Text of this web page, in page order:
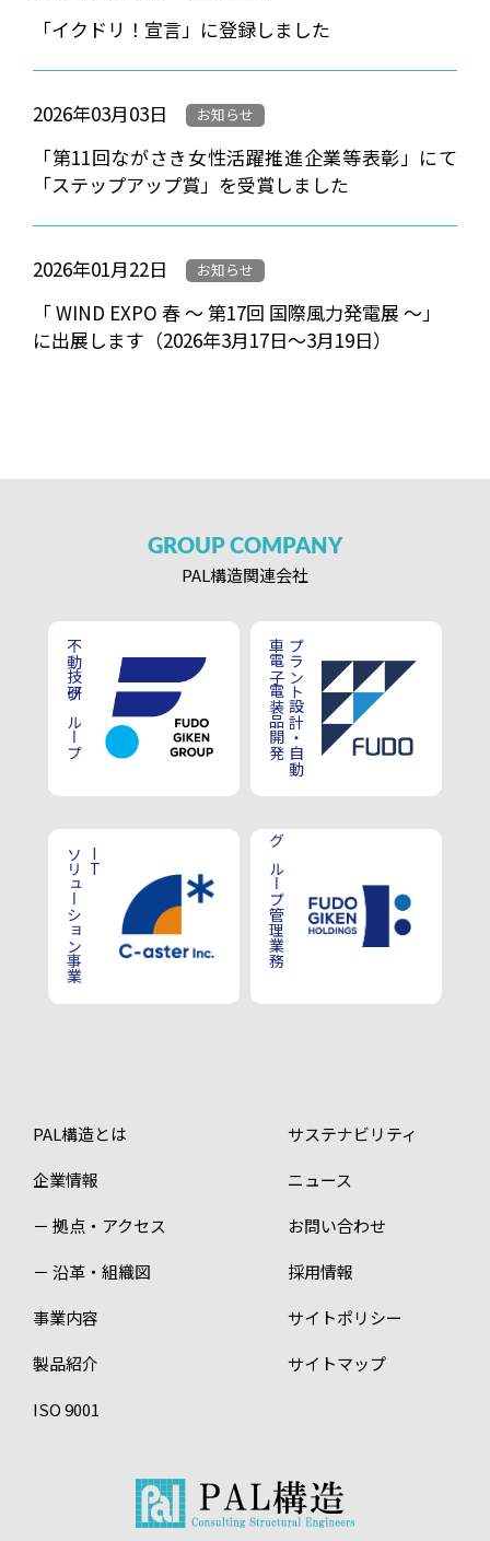
「イクドリ！宣言」に登録しました
2026年03月03日 お知らせ
「第11回ながさき女性活躍推進企業等表彰」にて
「ステップアップ賞」を受賞しました
2026年01月22日 お知らせ
「 WIND EXPO 春 ～ 第17回 国際風力発電展 ～」
に出展します（2026年3月17日～3月19日）
GROUP COMPANY
PAL構造関連会社
不動技研グループ プラント設計・自動
車電子電装品開発
IT
ソリューション事業 グループ管理業務
PAL構造とは
企業情報
－ 拠点・アクセス
－ 沿革・組織図
事業内容
製品紹介
ISO 9001
サステナビリティ
ニュース
お問い合わせ
採用情報
サイトポリシー
サイトマップ